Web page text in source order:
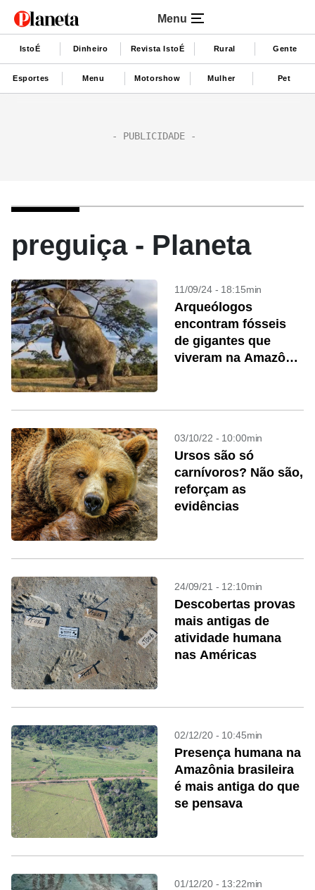
Menu
IstoÉ Dinheiro Revista IstoÉ Rural Gente
Esportes Menu Motorshow Mulher Pet
preguiça - Planeta
11/09/24 - 18:15min
Arqueólogos
encontram fósseis
de gigantes que
viveram na Amazônia
03/10/22 - 10:00min
Ursos são só
carnívoros? Não são,
reforçam as
evidências
24/09/21 - 12:10min
Descobertas provas
mais antigas de
atividade humana
nas Américas
02/12/20 - 10:45min
Presença humana na
Amazônia brasileira
é mais antiga do que
se pensava
01/12/20 - 13:22min